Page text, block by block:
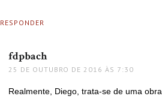
RESPONDER
fdpbachdisse:
25 DE OUTUBRO DE 2016 ÀS 7:30
Realmente, Diego, trata-se de uma